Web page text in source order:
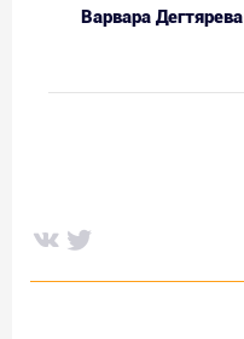
Варвара Дегтярева